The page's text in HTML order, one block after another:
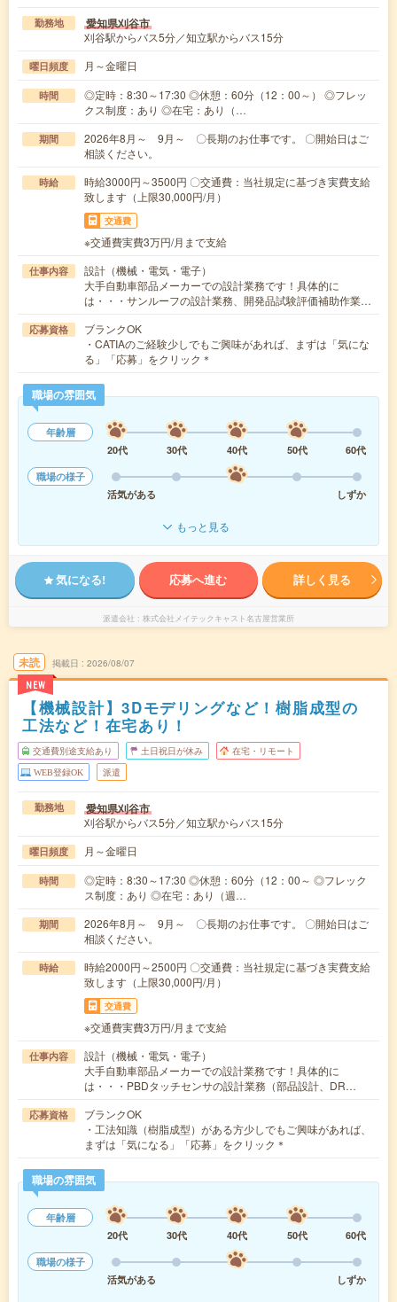
勤務地 愛知県刈谷市
刈谷駅からバス5分／知立駅からバス15分
曜日頻度 月～金曜日
時間
◎定時：8:30～17:30 ◎休憩：60分（12：00～） ◎フレッ
クス制度：あり ◎在宅：あり（…
期間
2026年8月～ 9月～ 〇長期のお仕事です。 〇開始日はご
相談ください。
時給
時給3000円～3500円 〇交通費：当社規定に基づき実費支給
致します（上限30,000円/月）
交通費
※交通費実費3万円/月まで支給
仕事内容
設計（機械・電気・電子）
大手自動車部品メーカーでの設計業務です！具体的に
は・・・サンルーフの設計業務、開発品試験評価補助作業…
応募資格
ブランクOK
・CATIAのご経験少しでもご興味があれば、まずは「気にな
る」「応募」をクリック＊
職場の雰囲気
年齢層
20代
30代 40代 50代
60代
職場の様子
活気がある
しずか
もっと見る
気になる! 応募へ進む 詳しく見る
派遣会社 株式会社メイテックキャスト名古屋営業所
未読
NEW
掲載日 2026/08/07
【機械設計】3Dモデリングなど！樹脂成型の
工法など！在宅あり！
交通費別途支給あり 土日祝日が休み 在宅・リモート
WEB登録OK 派遣
勤務地 愛知県刈谷市
刈谷駅からバス5分／知立駅からバス15分
曜日頻度 月～金曜日
時間
◎定時：8:30～17:30 ◎休憩：60分（12：00～ ◎フレック
ス制度：あり ◎在宅：あり（週…
期間
2026年8月～ 9月～ 〇長期のお仕事です。 〇開始日はご
相談ください。
時給
時給2000円～2500円 〇交通費：当社規定に基づき実費支給
致します（上限30,000円/月）
交通費
※交通費実費3万円/月まで支給
仕事内容
設計（機械・電気・電子）
大手自動車部品メーカーでの設計業務です！具体的に
は・・・PBDタッチセンサの設計業務（部品設計、DR…
応募資格
ブランクOK
・工法知識（樹脂成型）がある方少しでもご興味があれば、
まずは「気になる」「応募」をクリック＊
職場の雰囲気
年齢層
20代
30代 40代 50代
60代
職場の様子
活気がある
しずか